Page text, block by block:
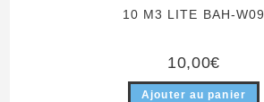
10 M3 LITE BAH-W09
10,00€
Ajouter au panier